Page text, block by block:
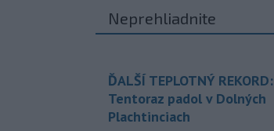
Neprehliadnite
ĎALŠÍ TEPLOTNÝ REKORD:
Tentoraz padol v Dolných
Plachtinciach